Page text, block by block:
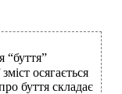
“буття”
осягається
буття складає